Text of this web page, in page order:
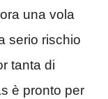
una vola
serio rischio
tanta di
è pronto per